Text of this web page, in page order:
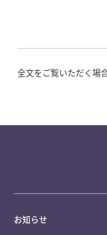
全文をご覧いただく場
お知らせ